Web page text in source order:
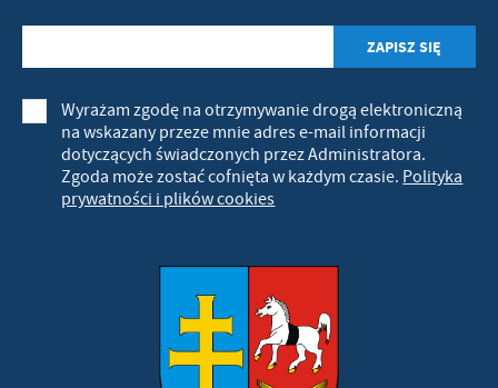
Wyrażam zgodę na otrzymywanie drogą elektroniczną
na wskazany przeze mnie adres e-mail informacji
dotyczących świadczonych przez Administratora.
Zgoda może zostać cofnięta w każdym czasie. Polityka
prywatności i plików cookies